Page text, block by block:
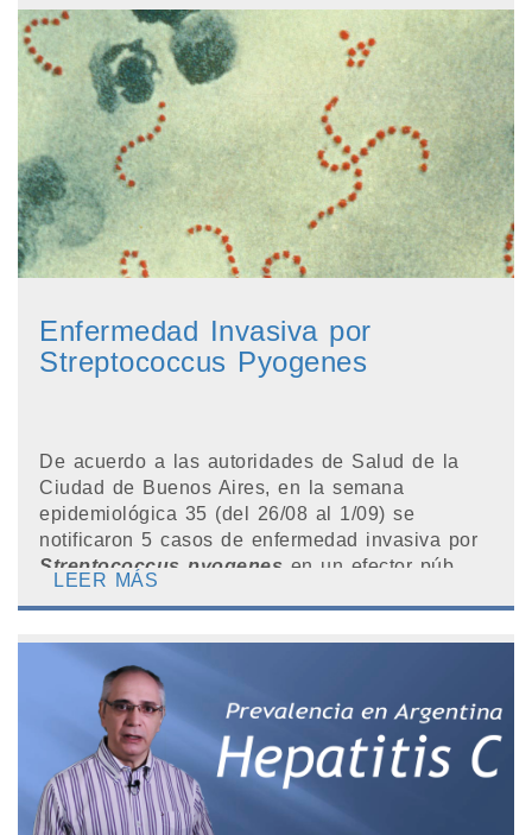
Enfermedad Invasiva por
Streptococcus Pyogenes
De acuerdo a las autoridades de Salud de la
Ciudad de Buenos Aires, en la semana
epidemiológica 35 (del 26/08 al 1/09) se
notificaron 5 casos de enfermedad invasiva por
Streptococcus pyogenes en un efector púb...
LEER MÁS